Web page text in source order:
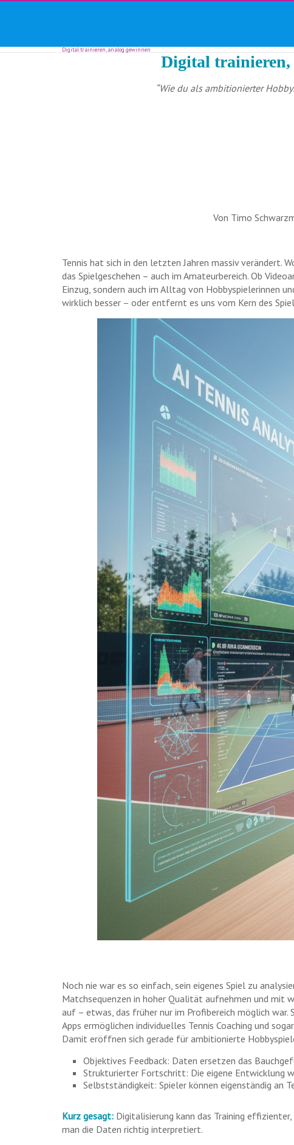
Digital trainieren, analog gewinnen
Digital trainieren,
“Wie du als ambitionierter
Von Timo
Tennis hat sich in den letzten Jahren massiv verändert.
das Spielgeschehen – auch im Amateurbereich. Ob
Einzug, sondern auch im Alltag von Hobbyspielerinnen
wirklich besser – oder entfernt es uns vom Kern des
Noch nie war es so einfach, sein eigenes Spiel zu
Matchsequenzen in hoher Qualität aufnehmen und mit
auf – etwas, das früher nur im Profibereich möglich war.
Apps ermöglichen individuelles Tennis Coaching und
Damit eröffnen sich gerade für ambitionierte
Objektives Feedback: Daten ersetzen das
Strukturierter Fortschritt: Die eigene Entwicklung
Selbstständigkeit: Spieler können eigenständig an
Kurz gesagt: Digitalisierung kann das Training
man die Daten richtig interpretiert.